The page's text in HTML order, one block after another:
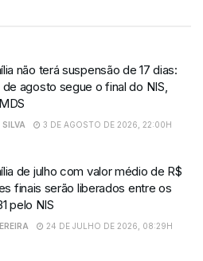
não terá suspensão de 17 dias:
agosto segue o final do NIS,
SILVA
3 DE AGOSTO DE 2026, 22:00H
de julho com valor médio de R$
finais serão liberados entre os
pelo NIS
24 DE JULHO DE 2026, 08:29H